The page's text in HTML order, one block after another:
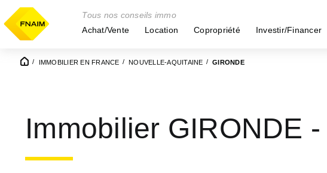
Tous nos conseils immo
Achat/Vente
Location Copropriété Investir/Financer
IMMOBILIER EN FRANCE NOUVELLE-AQUITAINE GIRONDE
Immobilier GIRONDE -